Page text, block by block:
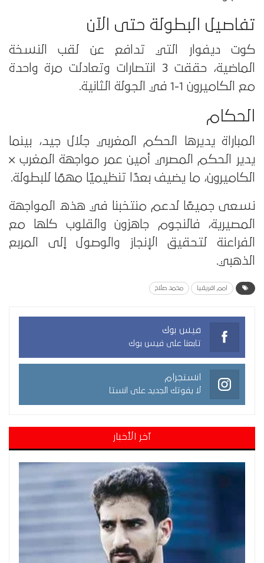
تفاصيل البطولة حتى الآن
كوت ديفوار التي تدافع عن لقب النسخة
الماضية، حققت 3 انتصارات وتعادلت مرة واحدة
مع الكاميرون 1-1 في الجولة الثانية.
الحكام
المباراة يديرها الحكم المغربي جلال جيد، بينما
يدير الحكم المصري أمين عمر مواجهة المغرب ×
الكاميرون، ما يضيف بعدًا تنظيميًا مهمًا للبطولة.
نسعى جميعًا لدعم منتخبنا في هذه المواجهة
المصيرية، فالنجوم جاهزون والقلوب كلها مع
الفراعنة لتحقيق الإنجاز والوصول إلى المربع
الذهبي.
امم افريقيا محمد صلاح
فيس بوك
تابعنا على فيس بوك
انستجرام
لا يفوتك الجديد على انستا
آخر الأخبار